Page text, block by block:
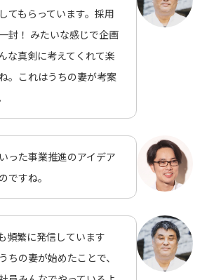
てもらっています。採用
封！ みたいな感じで企画
な真剣に考えてくれて楽
。これはうちの妻が考案
った事業推進のアイデア
ですね。
頻繁に発信しています
ちの妻が始めたことで、